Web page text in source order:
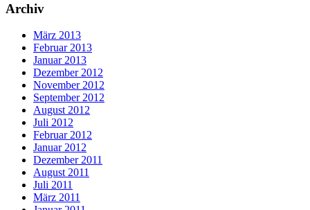
Archiv
März 2013
Februar 2013
Januar 2013
Dezember 2012
November 2012
September 2012
August 2012
Juli 2012
Februar 2012
Januar 2012
Dezember 2011
August 2011
Juli 2011
März 2011